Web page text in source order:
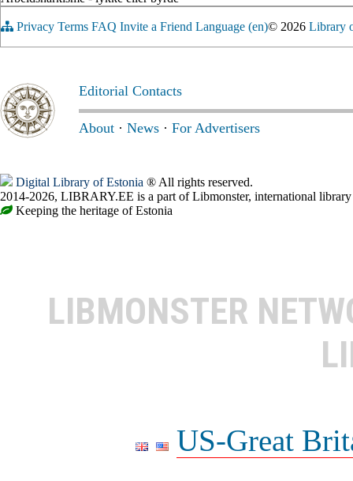
Privacy Terms FAQ Invite a Friend Language (en)© 2026 Library
Editorial Contacts
About · News · For Advertisers
Digital Library of Estonia ® All rights reserved.
2014-2026, LIBRARY.EE is a part of Libmonster, international
Keeping the heritage of Estonia
LIBMONSTER
US-Great